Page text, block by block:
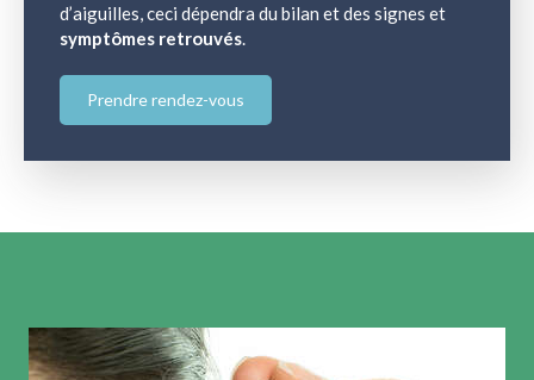
d’aiguilles, ceci dépendra du bilan et des signes et
symptômes retrouvés.
Prendre rendez-vous